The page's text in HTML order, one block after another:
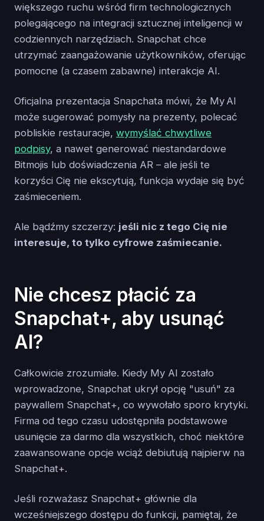
większego ruchu wśród firm technologicznych
polegającego na integracji sztucznej inteligencji w
codziennych narzędziach. Snapchat chce
utrzymać zaangażowanie użytkowników, oferując
pomocne (a czasem zabawne) interakcje AI.
Oficjalna prezentacja Snapchata mówi, że My AI
może sugerować pomysły na prezenty, polecać
pobliskie restauracje, wymyślać chwytliwe
podpisy, a nawet generować niestandardowe
Bitmojis lub doświadczenia AR – ale jeśli te
korzyści Cię nie ekscytują, funkcja wydaje się być
zaśmieceniem.
Ale bądźmy szczerzy: jeśli nic z tego Cię nie
interesuje, to tylko cyfrowe zaśmiecanie.
Nie chcesz płacić za
Snapchat+, aby usunąć
AI?
Całkowicie zrozumiałe. Kiedy My AI zostało
wprowadzone, Snapchat ukrył opcję "usuń" za
paywallem Snapchat+, co wywołało sporo krytyki.
Firma od tego czasu udostępniła podstawowe
usunięcie za darmo dla wszystkich, choć niektóre
zaawansowane opcje wciąż debiutują najpierw na
Snapchat+.
Jeśli rozważasz Snapchat+ głównie dla
wcześniejszego dostępu do funkcji, pamiętaj, że